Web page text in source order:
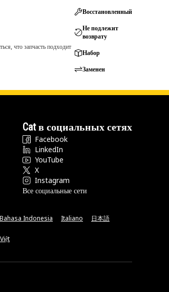
что запчасть подходит
Восстановленный
Не подлежит
возврату
Набор
Заменен
Cat в социальных сетях
Facebook
LinkedIn
YouTube
X
Instagram
Все социальные сети
Bahasa Indonesia Italiano 日本語